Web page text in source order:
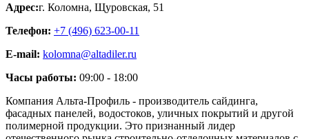
Адрес:г. Коломна, Щуровская, 51
Телефон: +7 (496) 623-00-11
E-mail: kolomna@altadiler.ru
Часы работы: 09:00 - 18:00
Компания Альта-Профиль - производитель сайдинга,
фасадных панелей, водостоков, уличных покрытий и другой
полимерной продукции. Это признанный лидер